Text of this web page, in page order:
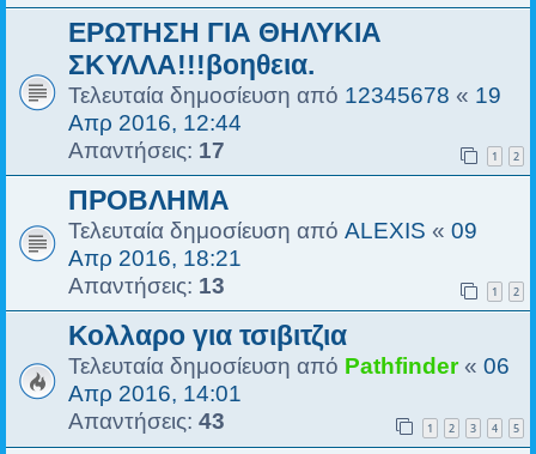
ΕΡΩΤΗΣΗ ΓΙΑ ΘΗΛΥΚΙΑ
ΣΚΥΛΛΑ!!!βοηθεια.
Τελευταία δημοσίευση από 12345678 « 19
Απρ 2016, 12:44
Απαντήσεις: 17 1 2
ΠΡΟΒΛΗΜΑ
Τελευταία δημοσίευση από ALEXIS « 09
Απρ 2016, 18:21
Απαντήσεις: 13 1 2
Κολλαρο για τσιβιτζια
Τελευταία δημοσίευση από Pathfinder« 06
Απρ 2016, 14:01
Απαντήσεις: 43 1 2 3 4 5